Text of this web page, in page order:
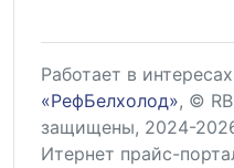
Работает в
«РефБелхолод», ©
защищены, 2024-
Итернет прайс-